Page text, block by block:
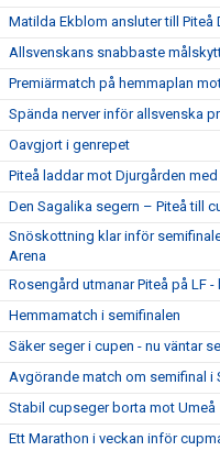
Matilda Ekblom ansluter till Piteå
Allsvenskans snabbaste
Premiärmatch på hemmaplan
Spända nerver inför allsvenska
Oavgjort i genrepet
Piteå laddar mot Djurgården
Den Sagalika segern – Piteå till
Snöskottning klar inför
Arena
Rosengård utmanar Piteå på LF
Hemmamatch i semifinalen
Säker seger i cupen - nu väntar
Avgörande match om semifinal i
Stabil cupseger borta mot Umeå
Ett Marathon i veckan inför